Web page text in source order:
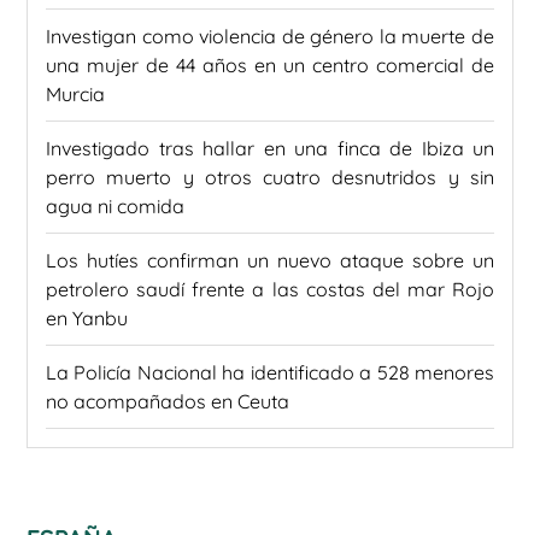
Investigan como violencia de género la muerte de
una mujer de 44 años en un centro comercial de
Murcia
Investigado tras hallar en una finca de Ibiza un
perro muerto y otros cuatro desnutridos y sin
agua ni comida
Los hutíes confirman un nuevo ataque sobre un
petrolero saudí frente a las costas del mar Rojo
en Yanbu
La Policía Nacional ha identificado a 528 menores
no acompañados en Ceuta